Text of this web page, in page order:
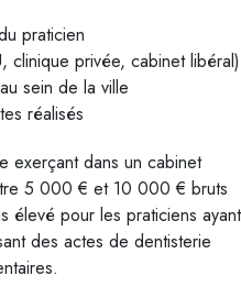
praticien
clinique privée, cabinet libéral)
sein de la ville
réalisés
exerçant dans un cabinet
5 000 € et 10 000 € bruts
élevé pour les praticiens ayant
des actes de dentisterie